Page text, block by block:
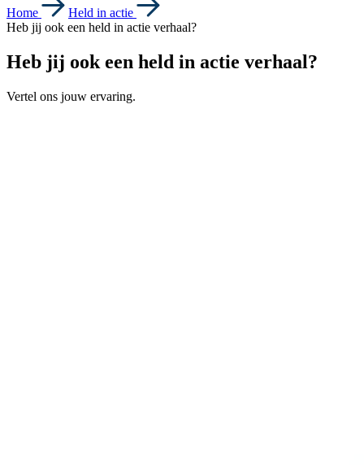
Home
Held in actie
Heb jij ook een held in actie verhaal?
Heb jij ook een held in actie verhaal?
Vertel ons jouw ervaring.